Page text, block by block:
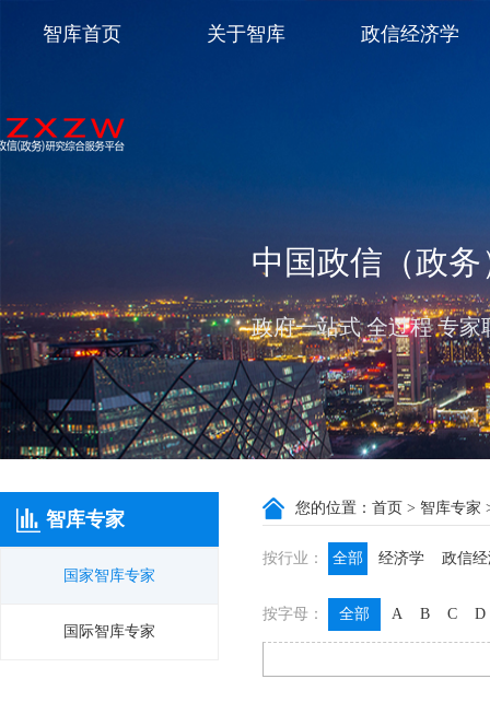
中国政信（政
政府一站式 全过程 专
智库首页 关于智库 政信经济学
智库专家
国家智库专家
国际智库专家
您的位置： 首页 > 智库专家
按行业： 全部 经济学
政信
膳食养生
名医西药
按字母： 全部 A B C D